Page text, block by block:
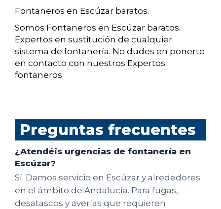
Fontaneros en Escúzar baratos.
Somos Fontaneros en Escúzar baratos.
Expertos en sustitución de cualquier
sistema de fontanería. No dudes en ponerte
en contacto con nuestros Expertos
fontaneros
Preguntas frecuentes
¿Atendéis urgencias de fontanería en
Escúzar?
Sí. Damos servicio en Escúzar y alrededores
en el ámbito de Andalucía. Para fugas,
desatascos y averías que requieren